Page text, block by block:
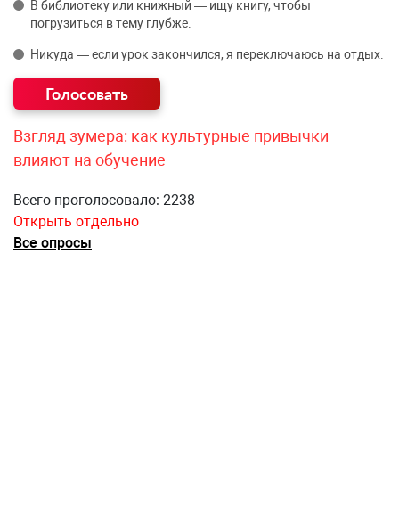
В библиотеку или книжный — ищу книгу, чтобы
погрузиться в тему глубже.
Никуда — если урок закончился, я переключаюсь на отдых.
Взгляд зумера: как культурные привычки
влияют на обучение
Всего проголосовало: 2238
Открыть отдельно
Все опросы